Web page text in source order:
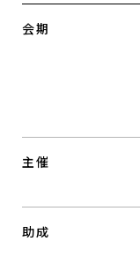
会期
主催
助成